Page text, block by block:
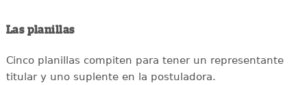
Las planillas
Cinco planillas compiten para tener un representante
titular y uno suplente en la postuladora.